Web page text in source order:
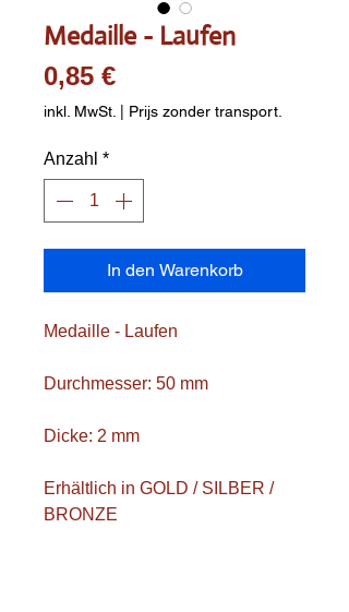
Medaille - Laufen
0,85 €Preis
inkl. MwSt. | Prijs zonder transport.
Anzahl *
In den Warenkorb
Medaille - Laufen
Durchmesser: 50 mm
Dicke: 2 mm
Erhältlich in GOLD / SILBER /
BRONZE